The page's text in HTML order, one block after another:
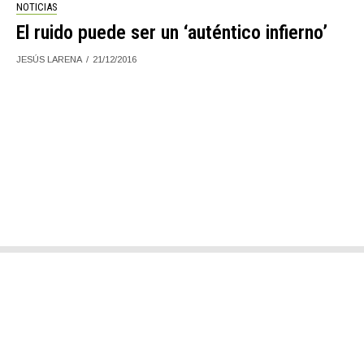
NOTICIAS
El ruido puede ser un ‘auténtico infierno’
JESÚS LARENA 21/12/2016